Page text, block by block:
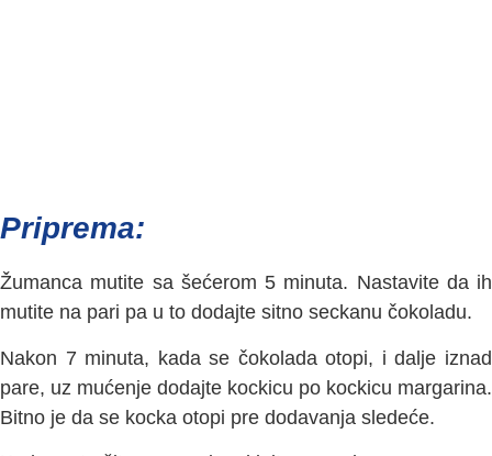
Priprema:
Žumanca mutite sa šećerom 5 minuta. Nastavite da ih
mutite na pari pa u to dodajte sitno seckanu čokoladu.
Nakon 7 minuta, kada se čokolada otopi, i dalje iznad
pare, uz mućenje dodajte kockicu po kockicu margarina.
Bitno je da se kocka otopi pre dodavanja sledeće.